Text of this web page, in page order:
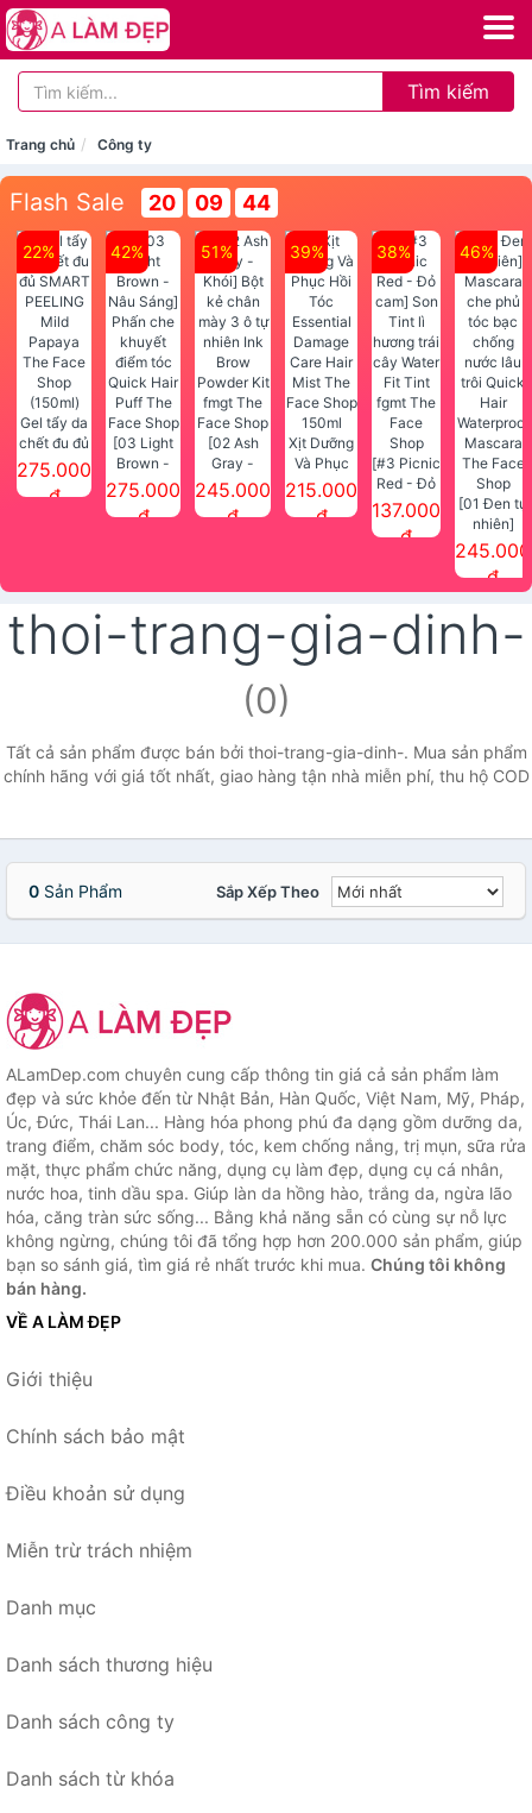
Tìm kiếm
Trang chủ Công ty
Flash Sale 20 09 44
22%
Gel tẩy da
chết đu đủ
SMART
PEELING
275.000
đ
42%
[03 Light
Brown -
Nâu Sáng]
Phấn che
275.000
đ
51%
[02 Ash
Gray -
Khói] Bột
kẻ chân
Face Shop
245.000
đ
39%
Xịt Dưỡng
Và Phục
Hồi Tóc
Essential
215.000
đ
38%
[#3 Picnic
Red - Đỏ
cam] Son
Face
Shop
137.000
đ
46%
[01 Đen tự
nhiên]
Mascara
che phủ
nước lâu
Shop
245.000
đ
thoi-trang-gia-dinh-
(0)
Tất cả sản phẩm được bán bởi thoi-trang-gia-dinh-. Mua sản phẩm
chính hãng với giá tốt nhất, giao hàng tận nhà miễn phí, thu hộ COD
0 Sản Phẩm Sắp Xếp Theo
ALamDep.com chuyên cung cấp thông tin giá cả sản phẩm làm
đẹp và sức khỏe đến từ Nhật Bản, Hàn Quốc, Việt Nam, Mỹ, Pháp,
Úc, Đức, Thái Lan... Hàng hóa phong phú đa dạng gồm dưỡng da,
trang điểm, chăm sóc body, tóc, kem chống nắng, trị mụn, sữa rửa
mặt, thực phẩm chức năng, dụng cụ làm đẹp, dụng cụ cá nhân,
nước hoa, tinh dầu spa. Giúp làn da hồng hào, trắng da, ngừa lão
hóa, căng tràn sức sống... Bằng khả năng sẵn có cùng sự nỗ lực
không ngừng, chúng tôi đã tổng hợp hơn 200.000 sản phẩm, giúp
bạn so sánh giá, tìm giá rẻ nhất trước khi mua. Chúng tôi không
bán hàng.
VỀ A LÀM ĐẸP
Giới thiệu
Chính sách bảo mật
Điều khoản sử dụng
Miễn trừ trách nhiệm
Danh mục
Danh sách thương hiệu
Danh sách công ty
Danh sách từ khóa